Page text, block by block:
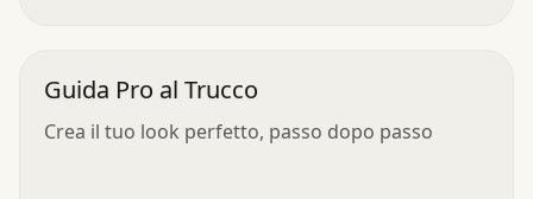
Guida Pro al Trucco
Crea il tuo look perfetto, passo dopo passo